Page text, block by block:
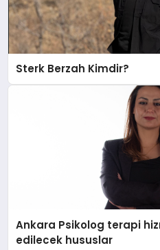
Sterk Berzah Kimdir?
Ankara Psikolog terapi
edilecek hususlar